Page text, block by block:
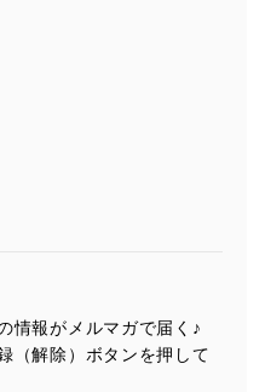
情報がメルマガで届く♪
（解除）ボタンを押して